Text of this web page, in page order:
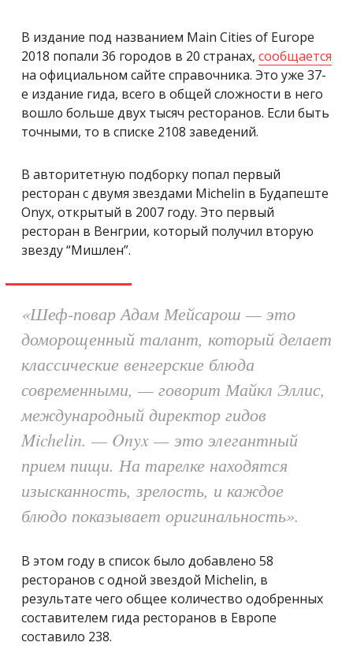
В издание под названием Main Cities of Europe
2018 попали 36 городов в 20 странах, сообщается
на официальном сайте справочника. Это уже 37-
е издание гида, всего в общей сложности в него
вошло больше двух тысяч ресторанов. Если быть
точными, то в списке 2108 заведений.
В авторитетную подборку попал первый
ресторан с двумя звездами Michelin в Будапеште
Onyx, открытый в 2007 году. Это первый
ресторан в Венгрии, который получил вторую
звезду “Мишлен”.
«Шеф-повар Адам Мейсарош — это
доморощенный талант, который делает
классические венгерские блюда
современными, — говорит Майкл Эллис,
международный директор гидов
Michelin. — Onyx — это элегантный
прием пищи. На тарелке находятся
изысканность, зрелость, и каждое
блюдо показывает оригинальность».
В этом году в список было добавлено 58
ресторанов с одной звездой Michelin, в
результате чего общее количество одобренных
составителем гида ресторанов в Европе
составило 238.